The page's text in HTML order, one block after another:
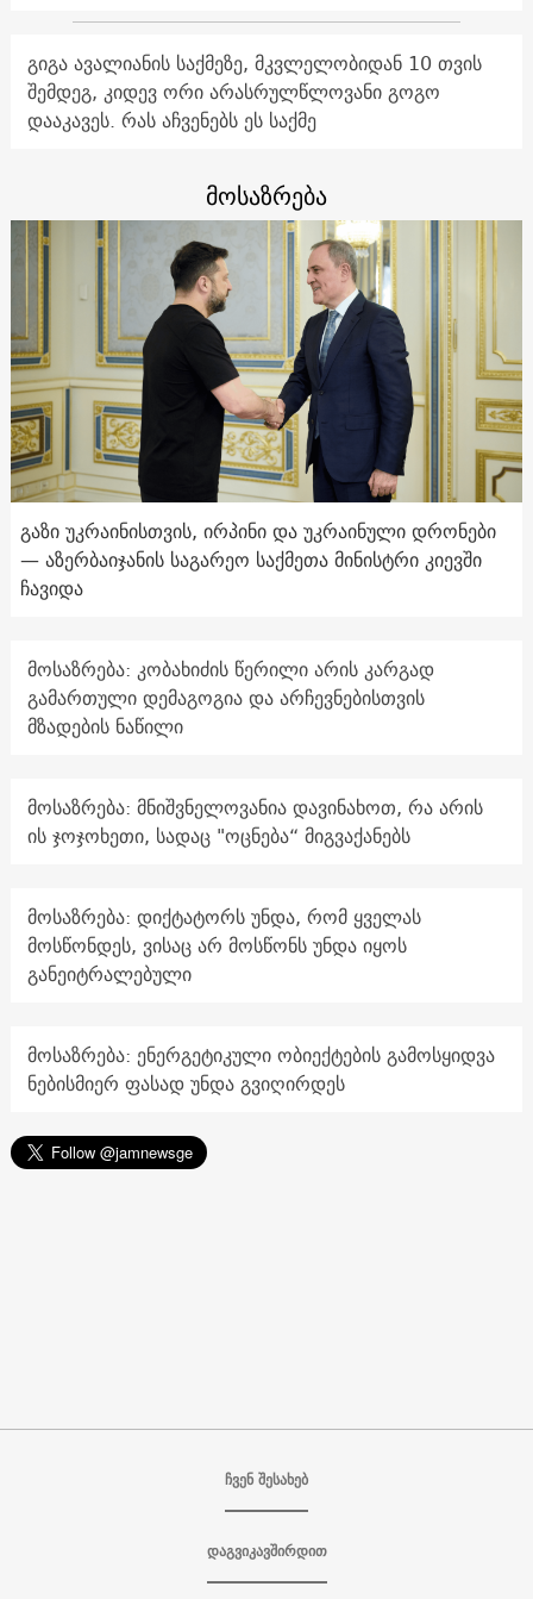
გიგა ავალიანის საქმეზე, მკვლელობიდან 10 თვის
შემდეგ, კიდევ ორი არასრულწლოვანი გოგო
დააკავეს. რას აჩვენებს ეს საქმე
მოსაზრება
გაზი უკრაინისთვის, ირპინი და უკრაინული დრონები
— აზერბაიჯანის საგარეო საქმეთა მინისტრი კიევში
ჩავიდა
მოსაზრება: კობახიძის წერილი არის კარგად
გამართული დემაგოგია და არჩევნებისთვის
მზადების ნაწილი
მოსაზრება: მნიშვნელოვანია დავინახოთ, რა არის
ის ჯოჯოხეთი, სადაც "ოცნება“ მიგვაქანებს
მოსაზრება: დიქტატორს უნდა, რომ ყველას
მოსწონდეს, ვისაც არ მოსწონს უნდა იყოს
განეიტრალებული
მოსაზრება: ენერგეტიკული ობიექტების გამოსყიდვა
ნებისმიერ ფასად უნდა გვიღირდეს
ჩვენ შესახებ
დაგვიკავშირდით